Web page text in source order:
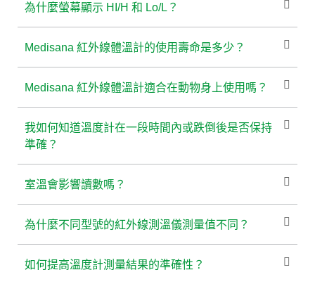
為什麼螢幕顯示 HI/H 和 Lo/L？
Medisana 紅外線體溫計的使用壽命是多少？
Medisana 紅外線體溫計適合在動物身上使用嗎？
我如何知道溫度計在一段時間內或跌倒後是否保持
準確？
室溫會影響讀數嗎？
為什麼不同型號的紅外線測溫儀測量值不同？
如何提高溫度計測量結果的準確性？